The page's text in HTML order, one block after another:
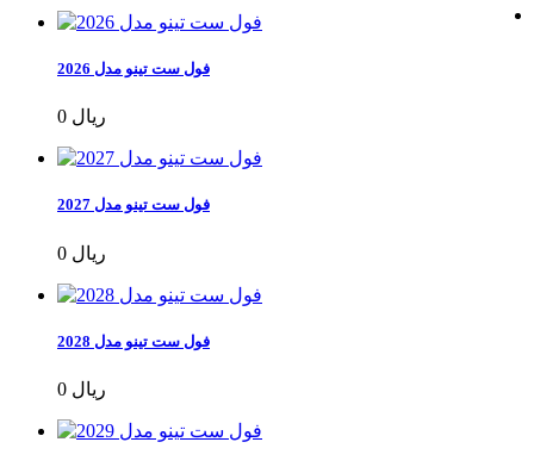
فول ست تینو مدل 2026
0 ریال
فول ست تینو مدل 2027
0 ریال
فول ست تینو مدل 2028
0 ریال